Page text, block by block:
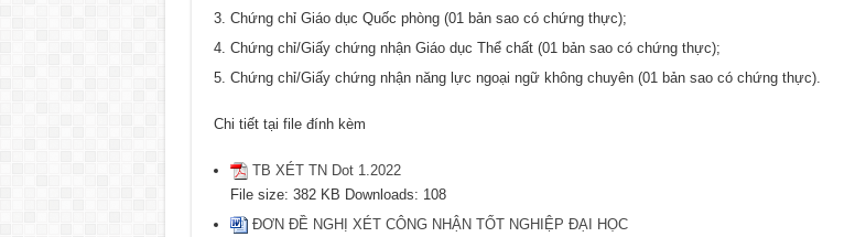
Chứng chỉ Giáo dục Quốc phòng (01 bản sao có chứng thực);
Chứng chỉ/Giấy chứng nhận Giáo dục Thể chất (01 bản sao có chứng thực);
Chứng chỉ/Giấy chứng nhận năng lực ngoại ngữ không chuyên (01 bản sao có chứng thực).
Chi tiết tại file đính kèm
TB XÉT TN Dot 1.2022
File size: 382 KB Downloads: 108
ĐƠN ĐỀ NGHỊ XÉT CÔNG NHẬN TỐT NGHIỆP ĐẠI HỌC